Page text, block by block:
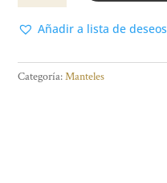
gabardina
"Simil
Líneas
Gris
Añadir a lista de deseos
Categoría:Manteles